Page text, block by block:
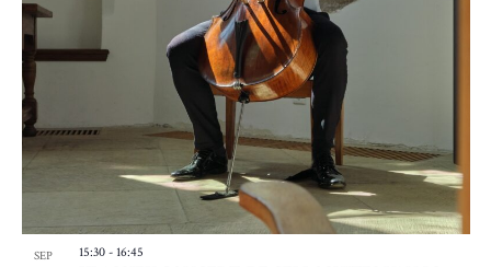
SEP 15:30 - 16:45